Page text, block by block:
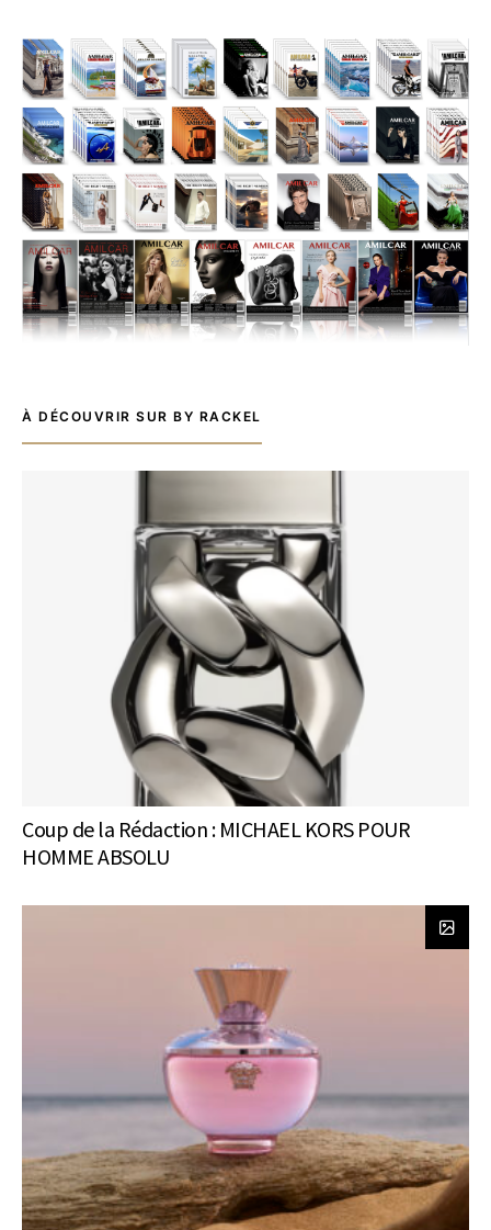
À DÉCOUVRIR SUR BY RACKEL
Coup de la Rédaction : MICHAEL KORS POUR
HOMME ABSOLU